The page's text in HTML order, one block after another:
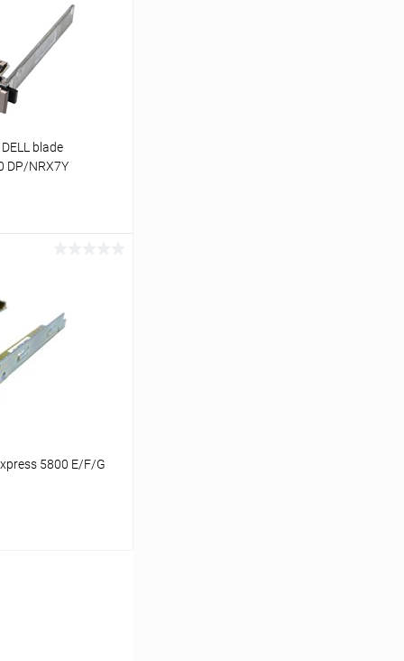
blade
DP/NRX7Y
К сравнению
В наличии
5800 E/F/G